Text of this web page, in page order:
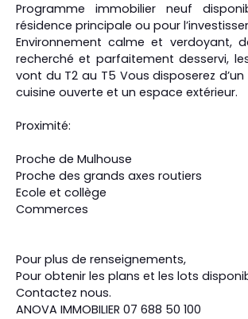
Programme immobilier neuf
résidence principale ou pour
Environnement calme et verdoyant,
recherché et parfaitement desservi,
vont du T2 au T5 Vous disposerez
cuisine ouverte et un espace extérieur.
Proximité:
Proche de Mulhouse
Proche des grands axes routiers
Ecole et collège
Commerces
Pour plus de renseignements,
Pour obtenir les plans et les lots
Contactez nous.
ANOVA IMMOBILIER 07 688 50 100